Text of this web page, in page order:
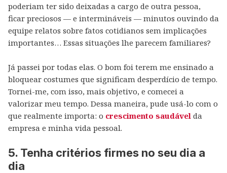
poderiam ter sido deixadas a cargo de outra pessoa,
ficar preciosos — e intermináveis — minutos ouvindo da
equipe relatos sobre fatos cotidianos sem implicações
importantes… Essas situações lhe parecem familiares?
Já passei por todas elas. O bom foi terem me ensinado a
bloquear costumes que significam desperdício de tempo.
Tornei-me, com isso, mais objetivo, e comecei a
valorizar meu tempo. Dessa maneira, pude usá-lo com o
que realmente importa: o crescimento saudável da
empresa e minha vida pessoal.
5. Tenha critérios firmes no seu dia a
dia